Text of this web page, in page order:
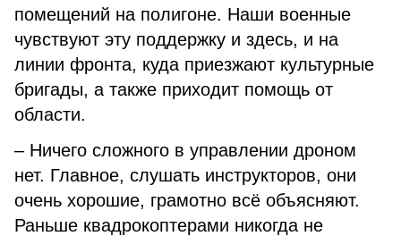
помещений на полигоне. Наши военные
чувствуют эту поддержку и здесь, и на
линии фронта, куда приезжают культурные
бригады, а также приходит помощь от
области.
– Ничего сложного в управлении дроном
нет. Главное, слушать инструкторов, они
очень хорошие, грамотно всё объясняют.
Раньше квадрокоптерами никогда не